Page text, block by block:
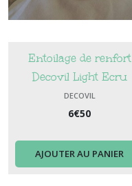
Entoilage de renfort
Decovil Light Ecru
DECOVIL
6€50
AJOUTER AU PANIER